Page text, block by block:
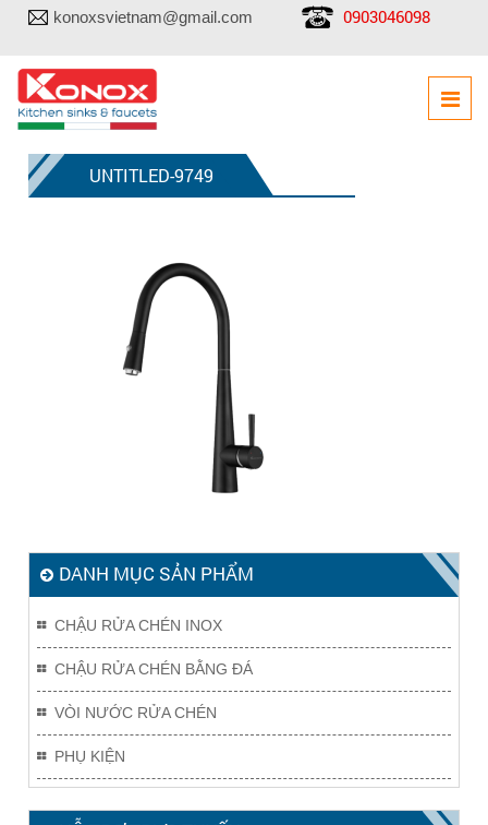
konoxsvietnam@gmail.com 0903046098
UNTITLED-9749
DANH MỤC SẢN PHẨM
CHẬU RỬA CHÉN INOX
CHẬU RỬA CHÉN BẰNG ĐÁ
VÒI NƯỚC RỬA CHÉN
PHỤ KIỆN